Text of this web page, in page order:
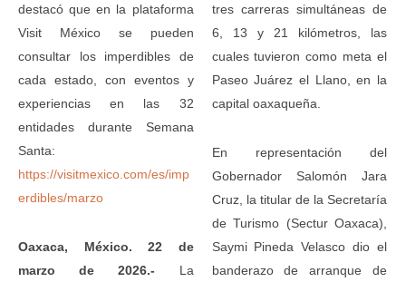
destacó que en la plataforma
Visit México se pueden
consultar los imperdibles de
cada estado, con eventos y
experiencias en las 32
entidades durante Semana
Santa:
https://visitmexico.com/es/imp
erdibles/marzo
Oaxaca, México. 22 de
marzo de 2026.- La
tres carreras simultáneas de
6, 13 y 21 kilómetros, las
cuales tuvieron como meta el
Paseo Juárez el Llano, en la
capital oaxaqueña.
En representación del
Gobernador Salomón Jara
Cruz, la titular de la Secretaría
de Turismo (Sectur Oaxaca),
Saymi Pineda Velasco dio el
banderazo de arranque de